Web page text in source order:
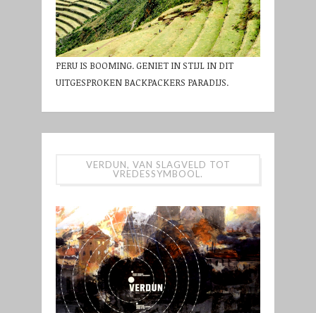
PERU IS BOOMING. GENIET IN STIJL IN DIT
UITGESPROKEN BACKPACKERS PARADIJS.
VERDUN, VAN SLAGVELD TOT
VREDESSYMBOOL.